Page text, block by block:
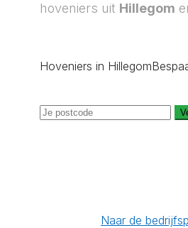
hoveniers uit Hillegom
Hoveniers in Hillegom
Naar de